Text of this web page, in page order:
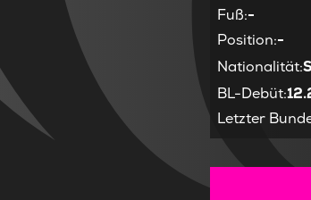
Fuß:-
Position:-
Nationalität:
BL-Debüt:
Letzter